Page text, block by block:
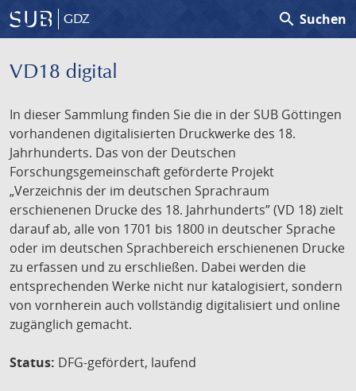
GDZ search Suchen
VD18 digital
In dieser Sammlung finden Sie die in der SUB Göttingen
vorhandenen digitalisierten Druckwerke des 18.
Jahrhunderts. Das von der Deutschen
Forschungsgemeinschaft geförderte Projekt
„Verzeichnis der im deutschen Sprachraum
erschienenen Drucke des 18. Jahrhunderts” (VD 18) zielt
darauf ab, alle von 1701 bis 1800 in deutscher Sprache
oder im deutschen Sprachbereich erschienenen Drucke
zu erfassen und zu erschließen. Dabei werden die
entsprechenden Werke nicht nur katalogisiert, sondern
von vornherein auch vollständig digitalisiert und online
zugänglich gemacht.
Status: DFG-gefördert, laufend